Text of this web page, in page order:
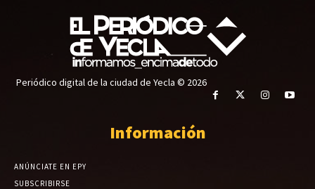
Periódico digital de la ciudad de Yecla © 2026
Información
ANÚNCIATE EN EPY
SUBSCRIBIRSE